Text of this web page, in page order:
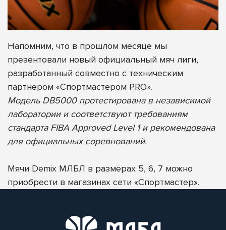
Напомним, что в прошлом месяце мы
презентовали новый официальный мяч лиги,
разработанный совместно с техническим
партнером «Спортмастером PRO».
Модель DB5000 протестирована в независимой
лаборатории и соответствуют требованиям
стандарта FIBA Approved Level 1 и рекомендована
для официальных соревнований.
Мячи Demix МЛБЛ в размерах 5, 6, 7 можно
приобрести в магазинах сети «Спортмастер».